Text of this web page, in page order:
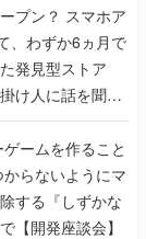
スマホア
、わずか6ヵ月で
発見型ストア
け人に話を聞い
ームを作ること
する『しずかな
【開発座談会】